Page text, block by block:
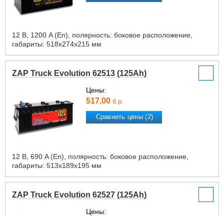
12 В, 1200 A (En), полярность: боковое расположение,
габариты: 518х274х215 мм
ZAP Truck Evolution 62513 (125Ah)
Цены:
517,00 б.р.
Сравнить цены (2)
12 В, 690 A (En), полярность: боковое расположение,
габариты: 513х189х195 мм
ZAP Truck Evolution 62527 (125Ah)
Цены: